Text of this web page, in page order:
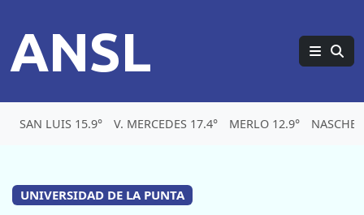
ANSL
SAN LUIS 15.9° V. MERCEDES 17.4° MERLO 12.9°
UNIVERSIDAD DE LA PUNTA